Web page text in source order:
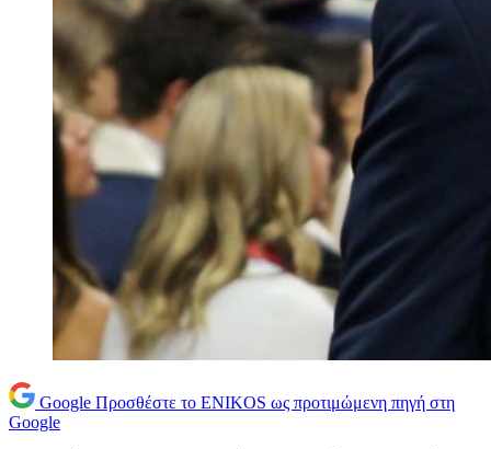
Google Προσθέστε το ENIKOS ως προτιμώμενη πηγή στη
Google